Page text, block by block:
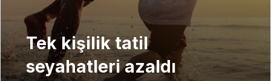
Tek kişilik tatil
seyahatleri azaldı